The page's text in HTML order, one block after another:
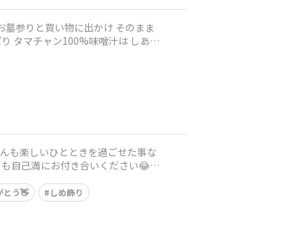
も楽しいひとときを過ごせた事な
とう👋 しめ飾り